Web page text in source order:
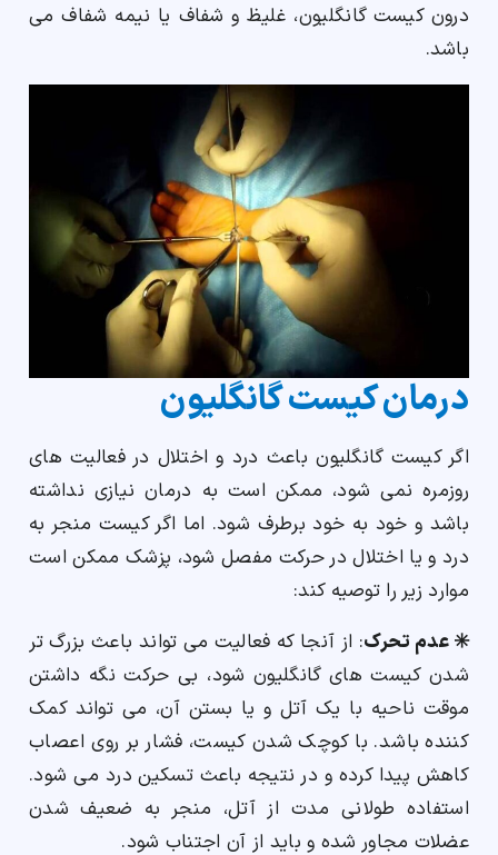
درون کیست گانگلیون، غلیظ و شفاف یا نیمه شفاف می
باشد.
درمان کیست گانگلیون
اگر کیست گانگلیون باعث درد و اختلال در فعالیت های
روزمره نمی شود، ممکن است به درمان نیازی نداشته
باشد و خود به خود برطرف شود. اما اگر کیست منجر به
درد و یا اختلال در حرکت مفصل شود، پزشک ممکن است
موارد زیر را توصیه کند:
✳️ عدم تحرک: از آنجا که فعالیت می تواند باعث بزرگ تر
شدن کیست های گانگلیون شود، بی حرکت نگه داشتن
موقت ناحیه با یک آتل و یا بستن آن، می تواند کمک
کننده باشد. با کوچک شدن کیست، فشار بر روی اعصاب
کاهش پیدا کرده و در نتیجه باعث تسکین درد می شود.
استفاده طولانی مدت از آتل، منجر به ضعیف شدن
عضلات مجاور شده و باید از آن اجتناب شود.